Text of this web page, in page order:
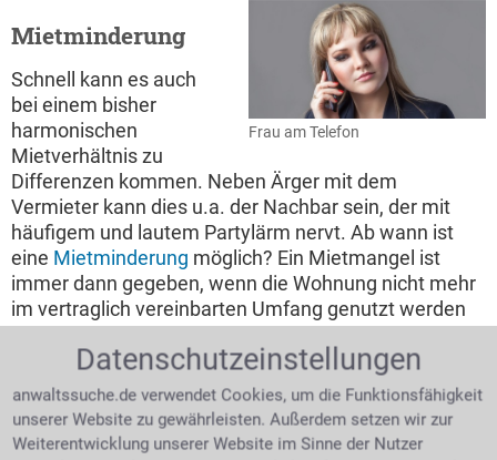
Frau am Telefon
Mietminderung
Schnell kann es auch
bei einem bisher
harmonischen
Mietverhältnis zu
Differenzen kommen. Neben Ärger mit dem
Vermieter kann dies u.a. der Nachbar sein, der mit
häufigem und lautem Partylärm nervt. Ab wann ist
eine Mietminderung möglich? Ein Mietmangel ist
immer dann gegeben, wenn die Wohnung nicht mehr
im vertraglich vereinbarten Umfang genutzt werden
kann. Ob Gestank oder Gaststättenlärm,
Schimmelbildung oder ähnliches, sie können für die
Minderung einer Miete sprechen. Bagatellschäden,
wie eine kaputte Hausflurlampe oder ähnliches, sind
jedoch keine Gründe für eine Mietminderung. Auch
Datenschutzeinstellungen
anwaltssuche.de verwendet Cookies, um die Funktionsfähigkeit
unserer Website zu gewährleisten. Außerdem setzen wir zur
Weiterentwicklung unserer Website im Sinne der Nutzer